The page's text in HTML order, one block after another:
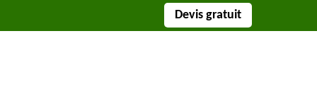
Devis gratuit